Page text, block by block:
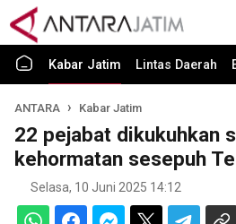
Kabar Jatim Lintas Daerah
ANTARA Kabar Jatim
22 pejabat dikukuhkan
kehormatan sesepuh
Selasa, 10 Juni 2025 14:12